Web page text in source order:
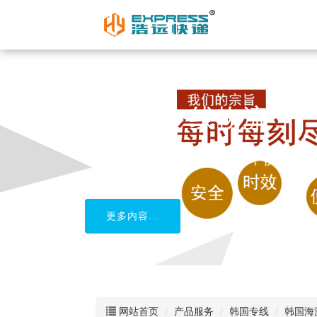
柬埔寨专线物流
中国到柬埔寨货运，安全，快捷
更多内容...
网站首页 产品服务 韩国专线 韩国海